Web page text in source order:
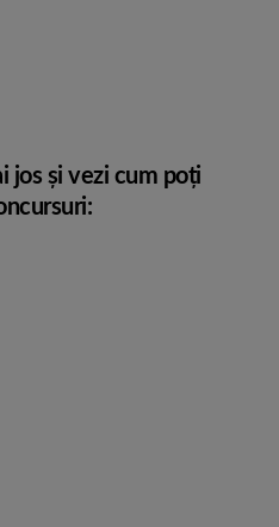
jos și vezi cum poți